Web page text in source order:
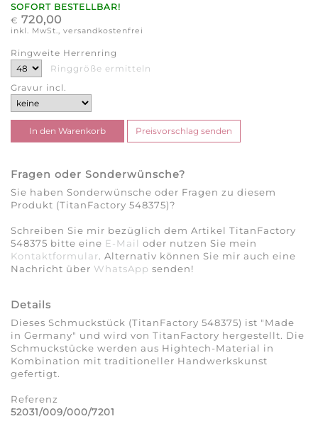
SOFORT BESTELLBAR!
€ 720,00
inkl. MwSt., versandkostenfrei
Ringweite Herrenring
Ringgröße ermitteln
Gravur incl.
Fragen oder Sonderwünsche?
Sie haben Sonderwünsche oder Fragen zu diesem
Produkt (TitanFactory 548375)?
Schreiben Sie mir bezüglich dem Artikel TitanFactory
548375 bitte eine E-Mail oder nutzen Sie mein
Kontaktformular. Alternativ können Sie mir auch eine
Nachricht über WhatsApp senden!
Details
Dieses Schmuckstück (TitanFactory 548375) ist "Made
in Germany" und wird von TitanFactory hergestellt. Die
Schmuckstücke werden aus Hightech-Material in
Kombination mit traditioneller Handwerkskunst
gefertigt.
Referenz
52031/009/000/7201